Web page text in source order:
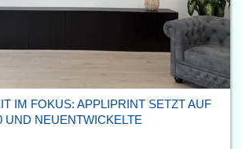
IM FOKUS: APPLIPRINT SETZT AUF
UND NEUENTWICKELTE